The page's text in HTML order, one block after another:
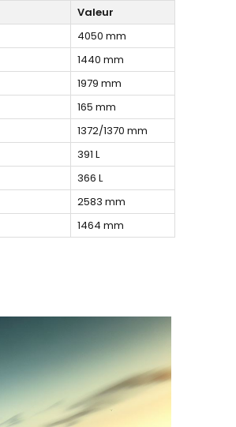
Valeur
4050 mm
1440 mm
1979 mm
165 mm
1372/1370 mm
391 L
366 L
2583 mm
1464 mm